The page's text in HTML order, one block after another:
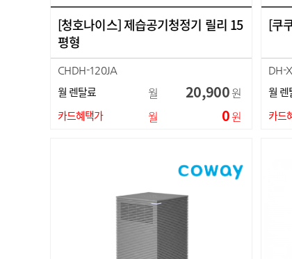
[청호나이스] 제습공기청정기 릴리 15
평형
CHDH-120JA
월 렌탈료 월 20,900원
카드혜택가 월 0원
[쿠
DH-
월 렌
카드